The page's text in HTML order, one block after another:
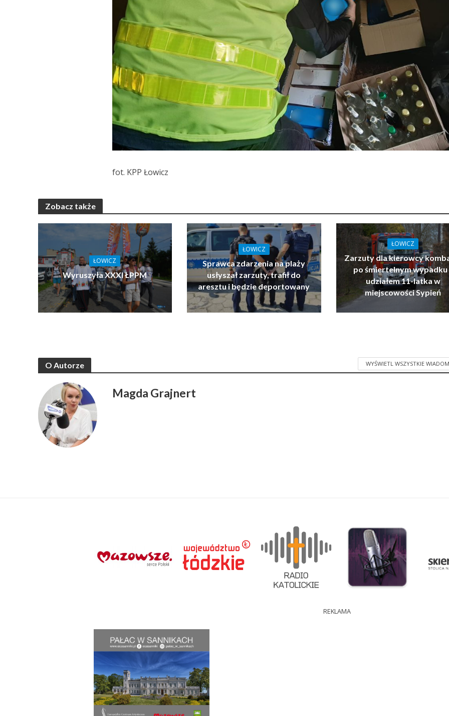
fot. KPP Łowicz
Zobacz także
ŁOWICZ
Wyruszyła XXXI ŁPPM
ŁOWICZ
Sprawca zdarzenia na plaży
usłyszał zarzuty, trafił do
aresztu i będzie deportowany
ŁOWICZ
Zarzuty dla kierowcy
po śmiertelnym wypadku
udziałem 11-latka w
miejscowości Sypień
O Autorze WYŚWIETL WSZYSTKIE
Magda Grajnert
REKLAMA